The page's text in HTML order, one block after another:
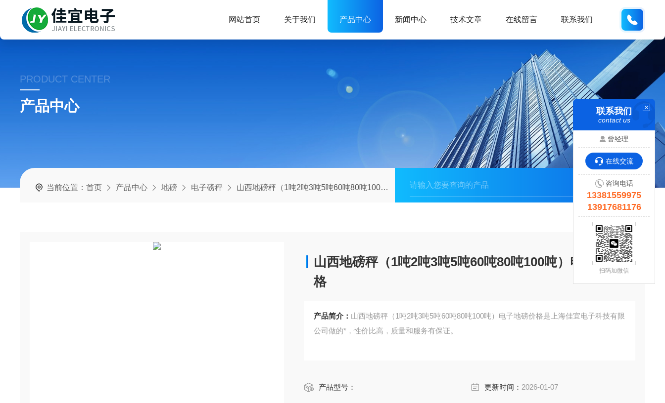
网站首页 关于我们 产品中心 新闻中心 技术文章 在线留言 联系我们
PRODUCT CENTER
产品中心
当前位置：首页 产品中心 地磅 电子磅秤 山西地磅秤（1吨2吨3吨5吨60吨80吨100吨）电子地磅价格
山西地磅秤（1吨2吨3吨5吨60吨80吨100吨）电子地磅价
格
产品简介： 山西地磅秤（1吨2吨3吨5吨60吨80吨100吨）电子地磅价格是上海佳宜电子科技有限
公司做的*，性价比高，质量和服务有保证。
产品型号： 更新时间： 2026-01-07
联系我们
contact us
曾经理
在线交流
咨询电话
13381559975
13917681176
扫码加微信